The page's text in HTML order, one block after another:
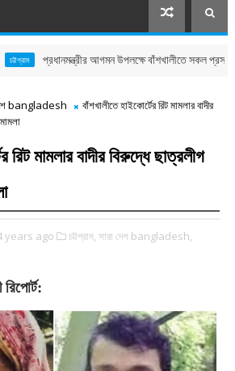
প্রধানমন্ত্রীর আগমন উপলক্ষে বাঁশখালীতে সকল প্রস্তুতি সম্পন্ন,
bangladesh
বাঁশখালীতে হাইকোর্টের রিট মামলার বাদীর
রিট মামলার বাদীর বিরুদ্ধে ছাত্রলীগ
years ago চট্টগ্রাম, সারা দেশ bangladesh,